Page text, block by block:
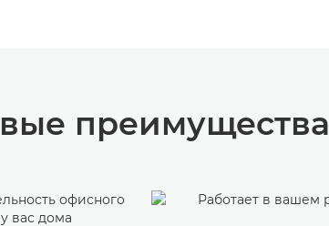
преимущества